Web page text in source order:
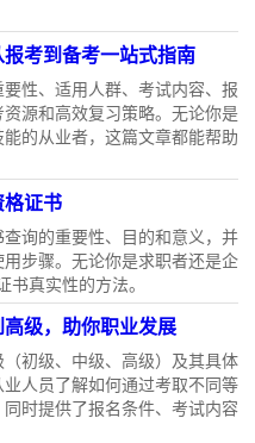
考到备考一站式指南
性、适用人群、考试内容、报
源和高效复习策略。无论你是
的从业者，这篇文章都能帮助
格证书
询的重要性、目的和意义，并
步骤。无论你是求职者还是企
书真实性的方法。
级，助你职业发展
初级、中级、高级）及其具体
人员了解如何通过考取不同等
时提供了报名条件、考试内容